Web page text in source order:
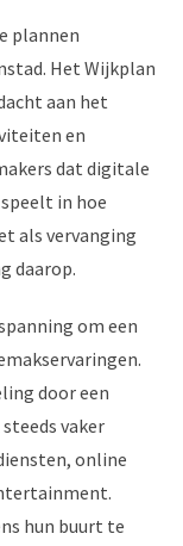
plannen
Het Wijkplan
aan het
en
dat digitale
in hoe
als vervanging
daarop.
om een
door een
vaker
online
hun buurt te